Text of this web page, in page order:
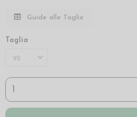
Guide alle Taglie
Taglia